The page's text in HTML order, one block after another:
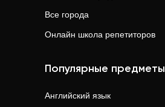
Все города
Онлайн школа репетиторов
Популярные предметы
Английский язык